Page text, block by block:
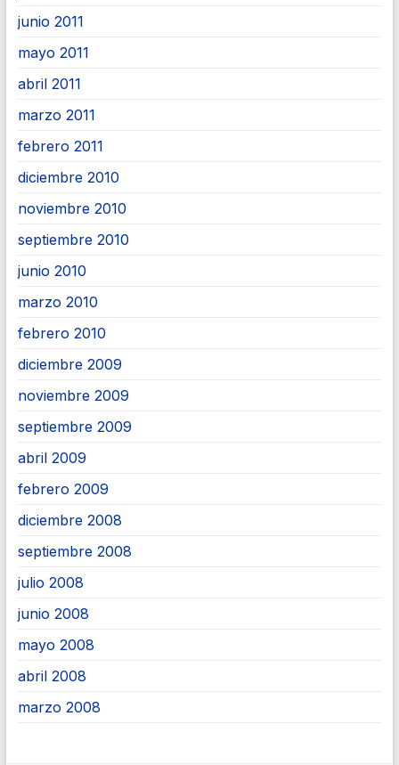
junio 2011
mayo 2011
abril 2011
marzo 2011
febrero 2011
diciembre 2010
noviembre 2010
septiembre 2010
junio 2010
marzo 2010
febrero 2010
diciembre 2009
noviembre 2009
septiembre 2009
abril 2009
febrero 2009
diciembre 2008
septiembre 2008
julio 2008
junio 2008
mayo 2008
abril 2008
marzo 2008